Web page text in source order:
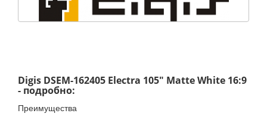
Digis DSEM-162405 Electra 105" Matte White 16:9
- подробно:
Преимущества